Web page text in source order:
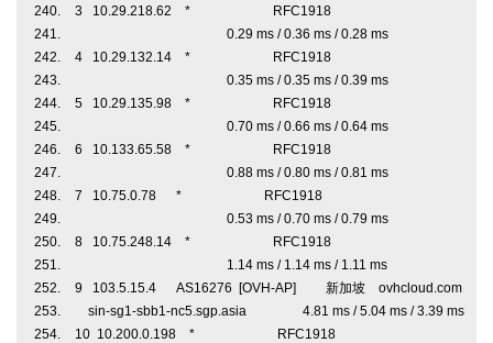
3 10.29.218.62 * RFC1918
0.29 ms / 0.36 ms / 0.28 ms
4 10.29.132.14 * RFC1918
0.35 ms / 0.35 ms / 0.39 ms
5 10.29.135.98 * RFC1918
0.70 ms / 0.66 ms / 0.64 ms
6 10.133.65.58 * RFC1918
0.88 ms / 0.80 ms / 0.81 ms
7 10.75.0.78 * RFC1918
0.53 ms / 0.70 ms / 0.79 ms
8 10.75.248.14 * RFC1918
1.14 ms / 1.14 ms / 1.11 ms
9 103.5.15.4 AS16276 [OVH-AP] 新加坡 ovhcloud.com
sin-sg1-sbb1-nc5.sgp.asia 4.81 ms / 5.04 ms / 3.39 ms
10 10.200.0.198 * RFC1918